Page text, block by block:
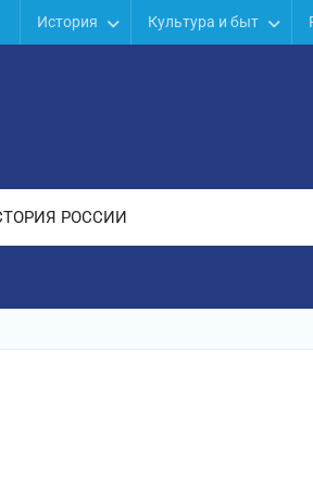
История Культура и быт
РОССИИ